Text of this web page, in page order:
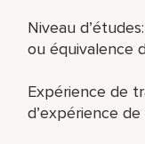
Niveau
ou équivalence
Expérience de
d’expérience